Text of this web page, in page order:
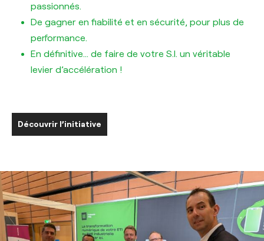
passionnés.
De gagner en fiabilité et en sécurité, pour plus de
performance.
En définitive… de faire de votre S.I. un véritable
levier d’accélération !
Découvrir l’initiative